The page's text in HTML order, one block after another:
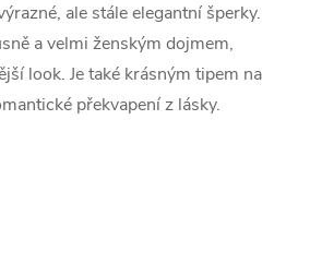
ale stále elegantní šperky.
a velmi ženským dojmem,
look. Je také krásným tipem na
překvapení z lásky.